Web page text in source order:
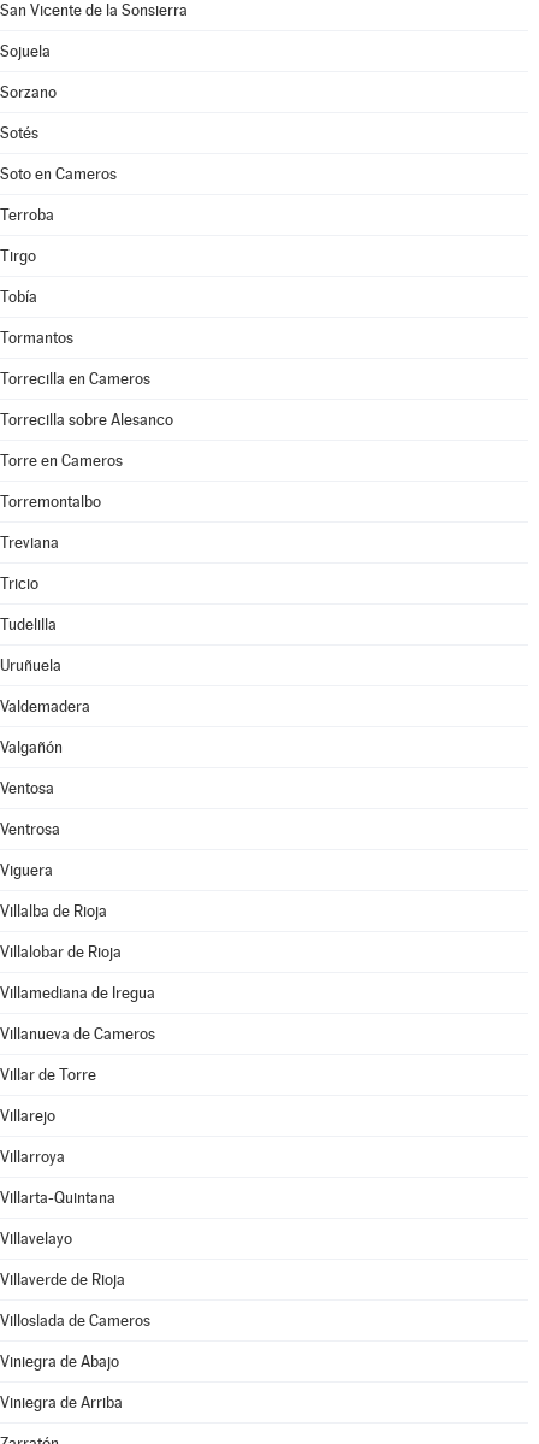
San Vicente de la Sonsierra
Sojuela
Sorzano
Sotés
Soto en Cameros
Terroba
Tirgo
Tobía
Tormantos
Torrecilla en Cameros
Torrecilla sobre Alesanco
Torre en Cameros
Torremontalbo
Treviana
Tricio
Tudelilla
Uruñuela
Valdemadera
Valgañón
Ventosa
Ventrosa
Viguera
Villalba de Rioja
Villalobar de Rioja
Villamediana de Iregua
Villanueva de Cameros
Villar de Torre
Villarejo
Villarroya
Villarta-Quintana
Villavelayo
Villaverde de Rioja
Villoslada de Cameros
Viniegra de Abajo
Viniegra de Arriba